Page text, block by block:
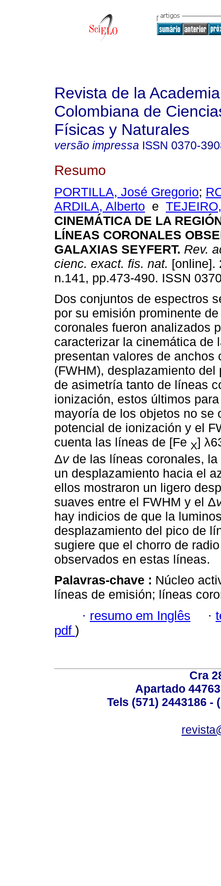
Revista de la Academia
Colombiana de
Físicas y Naturales
versão impressa ISSN 0370-
Resumo
PORTILLA, José Gregorio;
ARDILA, Alberto e
CINEMÁTICA DE LA
LÍNEAS CORONALES
GALAXIAS SEYFERT. Rev.
cienc. exact. fis. nat. [online].
n.141, pp.473-490. ISSN
Dos conjuntos de espectros
por su emisión prominente
coronales fueron analizados
caracterizar la cinemática de
presentan valores de
(FWHM), desplazamiento
de asimetría tanto de líneas
ionización, estos últimos
mayoría de los objetos no se
potencial de ionización y el
cuenta las líneas de [Fe X]
Δvde las líneas coronales, la
un desplazamiento hacia el
ellos mostraron un ligero
suaves entre el FWHM y el Δ
hay indicios de que la
desplazamiento del pico de
sugiere que el chorro de
observados en estas líneas.
Palavras-chave : Núcleo
líneas de emisión; líneas
· resumo em Inglês ·
pdf )
Cra
Apartado
Tels (571) 2443186 -